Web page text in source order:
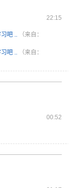
22:15
吧 ..
（来自：
吧 ..
（来自：
00:52